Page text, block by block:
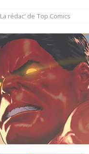
La rédac' de Top Comics